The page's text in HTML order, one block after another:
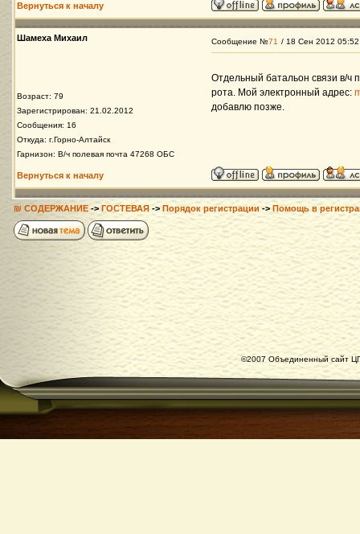
Вернуться к началу
Шамеха Михаил
Возраст: 79
Зарегистрирован: 21.02.2012
Сообщения: 16
Откуда: г.Горно-Алтайск
Гарнизон: В/ч полевая почта 47268 ОБС
Сообщение №71 / 18 Сен 2012 05:52
Отдельный батальон связи в/ч
рота. Мой электронный адрес:
добавлю позже.
Вернуться к началу
₪ СОДЕРЖАНИЕ-> ГОСТЕВАЯ ->Порядок регистрации ->Помощь в
©2007 Объединенный сайт